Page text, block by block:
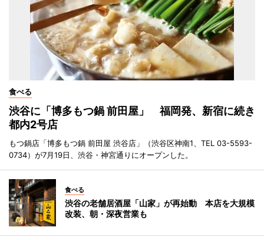
食べる
渋谷に「博多もつ鍋 前田屋」 福岡発、新宿に続き
都内2号店
もつ鍋店「博多もつ鍋 前田屋 渋谷店」（渋谷区神南1、TEL 03-5593-
0734）が7月19日、渋谷・神宮通りにオープンした。
食べる
渋谷の老舗居酒屋「山家」が再始動 本店を大規模
改装、朝・深夜営業も